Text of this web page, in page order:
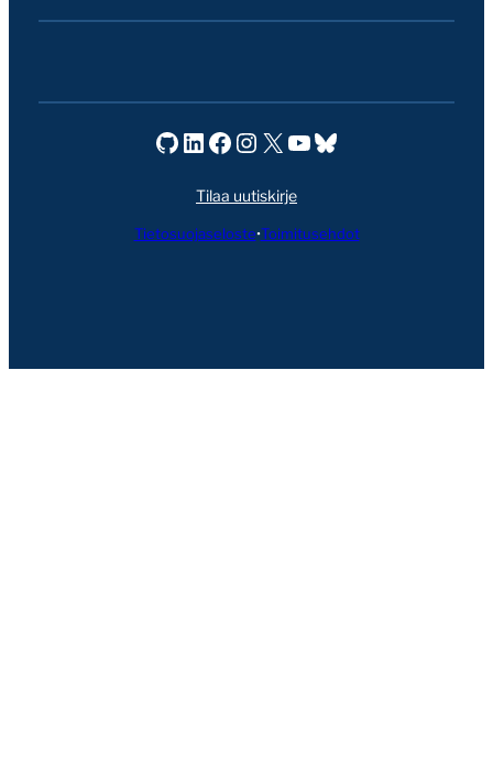
Seravo GitHubissa
Seravo LinkedInissä
Seravo Facebookissa
Seravo Instagramissa
Seravo X:ssä
Seravo YouTubessa
Seravo Blueskyssa
Tilaa uutiskirje
Tietosuojaseloste•Toimitusehdot